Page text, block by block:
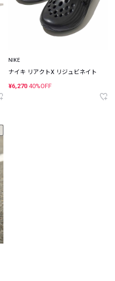
NIKE
ナイキ リアクトX リジュビネイト
¥6,270 40%OFF